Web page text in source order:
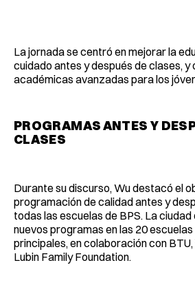
La jornada se centró en mejorar la
cuidado antes y después de clases, y
académicas avanzadas para los
PROGRAMAS ANTES Y
CLASES
Durante su discurso, Wu destacó el
programación de calidad antes y
todas las escuelas de BPS. La
nuevos programas en las 20
principales, en colaboración con
Lubin Family Foundation.